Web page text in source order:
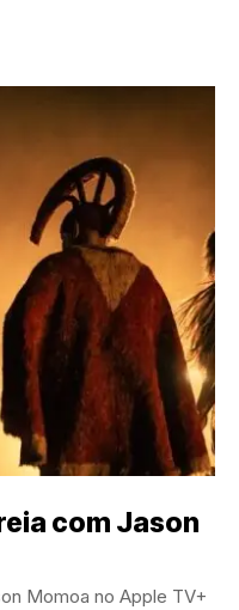
com Jason
Momoa no Apple TV+